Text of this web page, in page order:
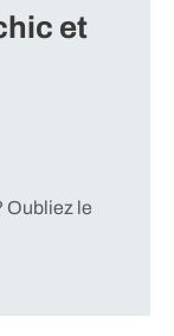
et
Oubliez le